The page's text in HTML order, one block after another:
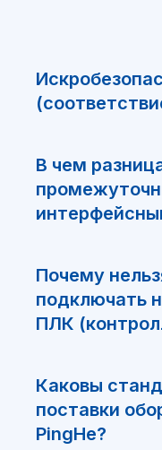
В чем
Почему
подключать
ПЛК
Каковы
поставки
PingHe?
+7
НЕ
ЧТО
аналоги нашего